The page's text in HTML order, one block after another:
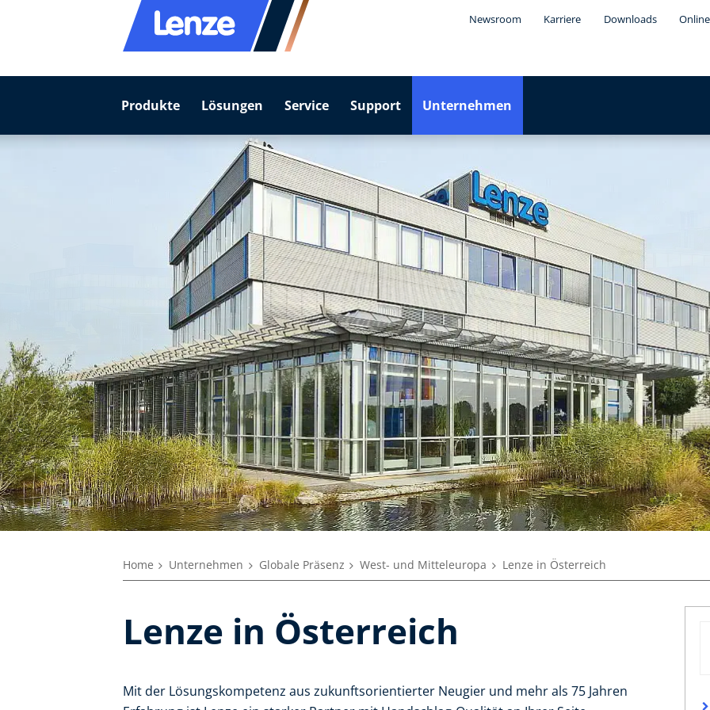
Newsroom Karriere Downloads
Produkte Lösungen Service Support Unternehmen
Home Unternehmen Globale Präsenz West- und Mitteleuropa Lenze in Österreich
Lenze in Österreich
Mit der Lösungskompetenz aus zukunftsorientierter Neugier und mehr als 75 Jahren